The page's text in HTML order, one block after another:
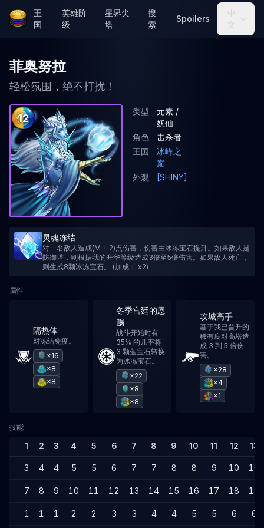
王
国
英雄阶
级
星界尖
塔
搜
索
Spoilers
中
文
菲奥努拉
轻松氛围，绝不打扰！
12
类型
元素 /
妖仙
角色
击杀者
王国
冰峰之
巅
外观
[SHINY]
灵魂冻结
对一名敌人造成(M + 2)点伤害，伤害由冰冻宝石提升。如果敌人是
防御塔，则根据我的升华等级造成3倍至5倍伤害。如果敌人死亡，
则生成8颗冰冻宝石。 (加成： x2)
属性
隔热体
对冻结免疫。
×16
×8
×8
冬季宫廷的恩
赐
战斗开始时有
35% 的几率将
3 颗蓝宝石转换
为冰冻宝石。
×22
×8
×8
攻城高手
基于我已晋升的
稀有度对高塔造
成 3 到 5 倍伤
害。
×28
×4
×1
技能
1 2 3 4 5 6 7 8 9 10 11 12 13
3 4 4 5 5 6 7 7 8 8 9 10 10
7 8 9 10 11 12 13 14 15 16 17 18 19
1 1 1 2 2 3 3 4 4 5 5 6 6